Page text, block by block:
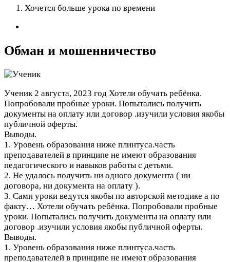
Хочется больше урока по времени
Обман и мошенничество
Ученик 2 августа, 2023 год Хотели обучать ребёнка.
Попробовали пробные уроки. Попытались получить
документы на оплату или договор .изучили условия якобы
публичной оферты.
Выводы.
1. Уровень образования ниже плинтуса.часть
преподавателей в принципе не имеют образования
педагогического и навыков работы с детьми.
2. Не удалось получить ни одного документа ( ни
договора, ни документа на оплату ).
3. Сами уроки ведутся якобы по авторской методике а по
факту… Хотели обучать ребёнка. Попробовали пробные
уроки. Попытались получить документы на оплату или
договор .изучили условия якобы публичной оферты.
Выводы.
1. Уровень образования ниже плинтуса.часть
преподавателей в принципе не имеют образования